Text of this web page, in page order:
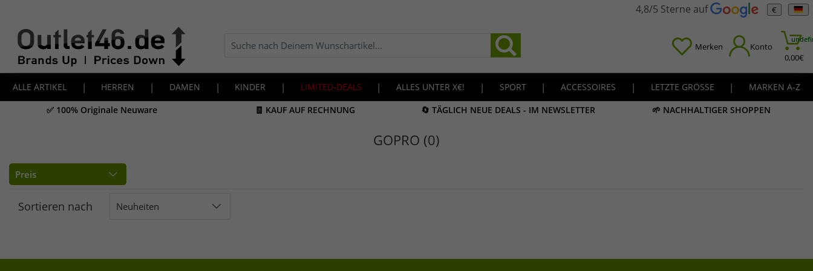
4,8/5 Sterne auf €
Merken Konto
0,00€
ALLE ARTIKEL | HERREN | DAMEN | KINDER | LIMITED-DEALS | ALLES UNTER X€! | SPORT | ACCESSOIRES | LETZTE GRÖSSE |
MARKEN A-Z
✅ 100% Originale Neuware
🧾 KAUF AUF RECHNUNG 🔄 TÄGLICH NEUE DEALS - IM NEWSLETTER 🌱 NACHHALTIGER SHOPPEN
GOPRO (0)
Preis
Sortieren nach Neuheiten